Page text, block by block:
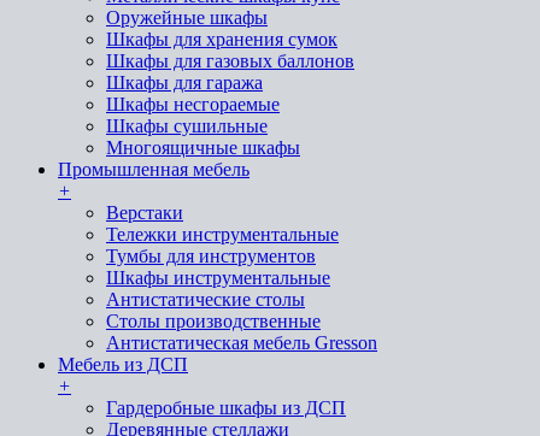
Оружейные шкафы
Шкафы для хранения сумок
Шкафы для газовых баллонов
Шкафы для гаража
Шкафы несгораемые
Шкафы сушильные
Многоящичные шкафы
Промышленная мебель
+
Верстаки
Тележки инструментальные
Тумбы для инструментов
Шкафы инструментальные
Антистатические столы
Столы производственные
Антистатическая мебель Gresson
Мебель из ДСП
+
Гардеробные шкафы из ДСП
Деревянные стеллажи